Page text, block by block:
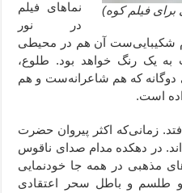
برای فیلم کوه)
نماهای فیلم
در نور
شکیبایی‌ست آن هم در محیطی
یک رنگ خواهد بود. طلوع،
دوگانه که هم شاعرانه‌ست و هم
است.
زمانی‌که اکثر پیروان حضرت
در دهکده مدام صدای ناقوس
مذهبی در همه جا خودنمایی
و طلسم و باطل سحر اعتقادی